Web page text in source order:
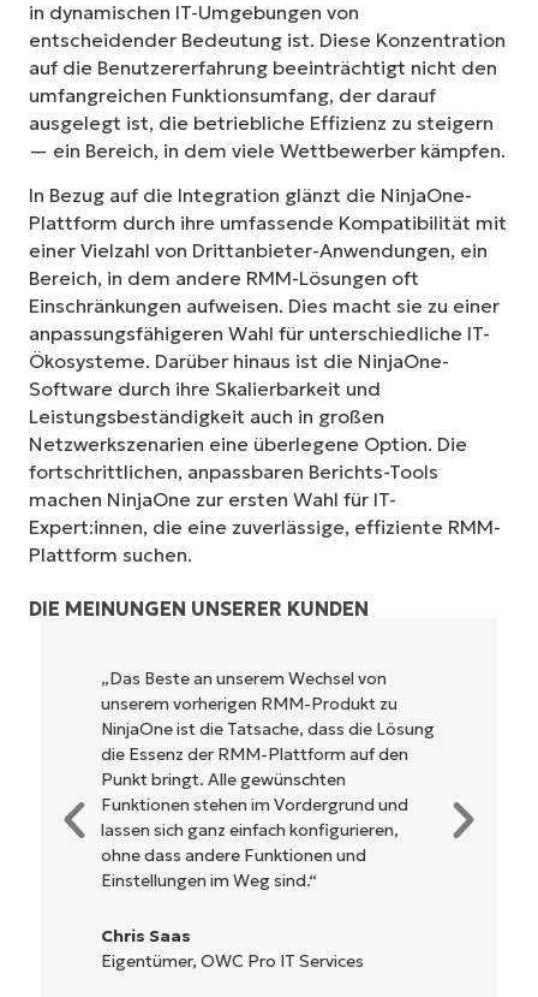
in dynamischen IT-Umgebungen von
entscheidender Bedeutung ist. Diese Konzentration
auf die Benutzererfahrung beeinträchtigt nicht den
umfangreichen Funktionsumfang, der darauf
ausgelegt ist, die betriebliche Effizienz zu steigern
— ein Bereich, in dem viele Wettbewerber kämpfen.
In Bezug auf die Integration glänzt die NinjaOne-
Plattform durch ihre umfassende Kompatibilität mit
einer Vielzahl von Drittanbieter-Anwendungen, ein
Bereich, in dem andere RMM-Lösungen oft
Einschränkungen aufweisen. Dies macht sie zu einer
anpassungsfähigeren Wahl für unterschiedliche IT-
Ökosysteme. Darüber hinaus ist die NinjaOne-
Software durch ihre Skalierbarkeit und
Leistungsbeständigkeit auch in großen
Netzwerkszenarien eine überlegene Option. Die
fortschrittlichen, anpassbaren Berichts-Tools
machen NinjaOne zur ersten Wahl für IT-
Expert:innen, die eine zuverlässige, effiziente RMM-
Plattform suchen.
DIE MEINUNGEN UNSERER KUNDEN
NinjaOne ist unglaublich leicht zu bedienen
und kombiniert ein schnelles Interface mit
leistungsstarken Funktionen im Backend.
Es muss nicht erst kompliziert eingerichtet
werden und verzichtet auf eine komplexe
Steuerung. Alle Optionen und Tools sind
klar beschrieben, einfach zu verstehen und
die Benutzeroberfläche ist leicht zu
bedienen.
Reiffenberger.NET Technology Solutions